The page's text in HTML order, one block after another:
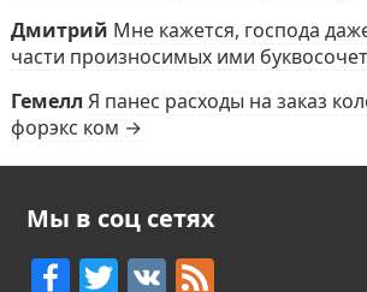
Дмитрий Мне кажется, господа
части произносимых ими
Гемелл Я панес расходы на заказ
форэкс ком →
Мы в соц сетях
F T V F